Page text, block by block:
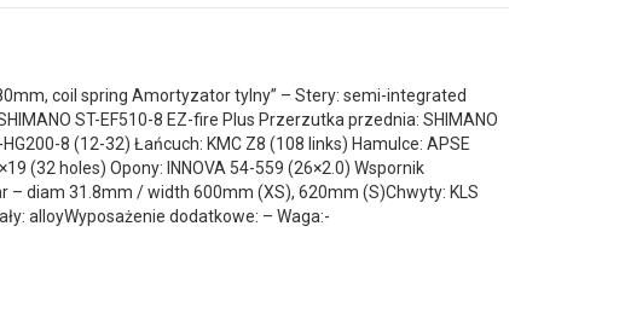
coil spring Amortyzator tylny” – Stery: semi-integrated
ST-EF510-8 EZ-fire Plus Przerzutka przednia: SHIMANO
8 (12-32) Łańcuch: KMC Z8 (108 links) Hamulce: APSE
(32 holes) Opony: INNOVA 54-559 (26×2.0) Wspornik
– diam 31.8mm / width 600mm (XS), 620mm (S)Chwyty: KLS
alloyWyposażenie dodatkowe: – Waga:-